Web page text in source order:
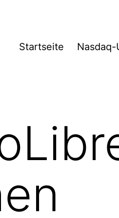
Startseite Nasdaq-